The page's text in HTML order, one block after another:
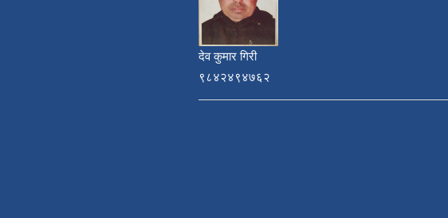
देव कुमार गिरी
९८४२४९४७६२